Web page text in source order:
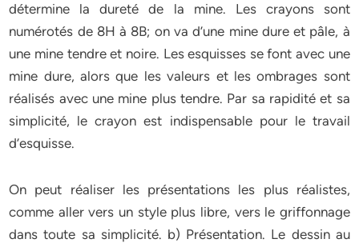
détermine la dureté de la mine. Les crayons sont
numérotés de 8H à 8B; on va d’une mine dure et pâle, à
une mine tendre et noire. Les esquisses se font avec une
mine dure, alors que les valeurs et les ombrages sont
réalisés avec une mine plus tendre. Par sa rapidité et sa
simplicité, le crayon est indispensable pour le travail
d’esquisse.
On peut réaliser les présentations les plus réalistes,
comme aller vers un style plus libre, vers le griffonnage
dans toute sa simplicité. b) Présentation. Le dessin au